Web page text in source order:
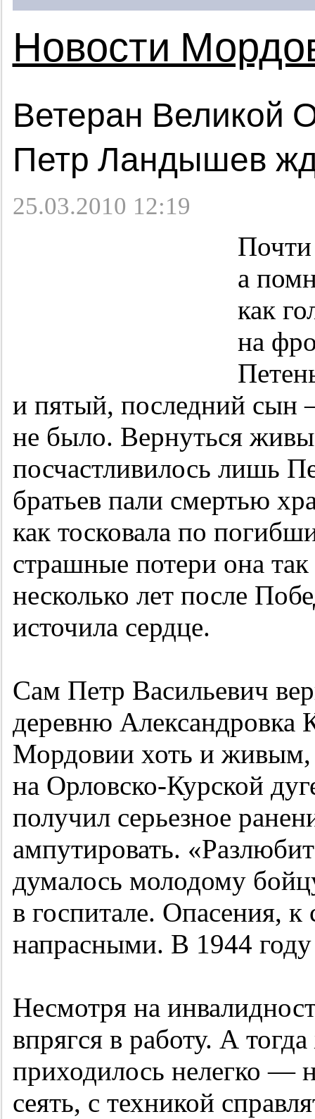
Новости
Ветеран Великой
Петр Ландышев
25.03.2010 12:19
Почти
а
как
на
и пятый, последний
не было. Вернуться
посчастливилось лишь
братьев пали смертью
как тосковала по
страшные потери она
несколько лет после
источила сердце.
Сам Петр Васильевич
деревню Александровка
Мордовии хоть и
на Орловско-Курской
получил серьезное
ампутировать.
думалось молодому
в госпитале. Опасения, к
напрасными. В 1944
Несмотря на
впрягся в работу. А
приходилось нелегко —
сеять, с техникой